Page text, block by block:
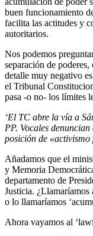
buen funcionamiento
facilita las actitudes y
autoritarios.
Nos podemos
separación de
detalle muy negativo
el Tribunal
pasa -o no- los límites
‘El TC abre la vía a
PP. Vocales
posición de
Añadamos que el
y Memoria
departamento de
Justicia. ¿Llamaríamos
o lo llamaríamos
Ahora vayamos al